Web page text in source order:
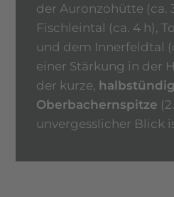
der Auronzohütte (ca.
Fischleintal (ca. 4 h),
und dem Innerfeldtal
einer Stärkung in der
der kurze,
Oberbachernspitze
unvergesslicher Blick